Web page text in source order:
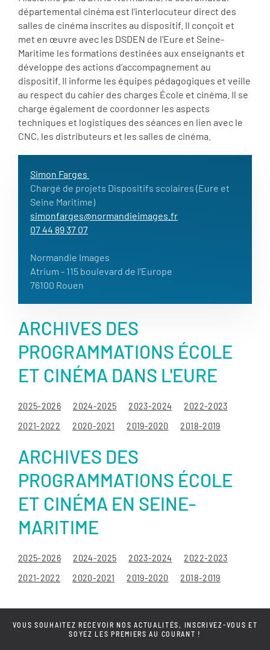
départemental cinéma est l’interlocuteur direct des
salles de cinéma inscrites au dispositif. Il conçoit et
met en œuvre avec les DSDEN de l'Eure et Seine-
Maritime les formations destinées aux enseignants et
développe des actions d’accompagnement au
dispositif. Il informe les équipes pédagogiques et veille
au respect du cahier des charges École et cinéma. Il se
charge également de coordonner les aspects
techniques et logistiques des séances en lien avec le
CNC, les distributeurs et les salles de cinéma.
Simon Farges
Chargé de projets Dispositifs scolaires (Eure et
Seine Maritime)
simonfarges@normandieimages.fr
07 44 89 37 07
Normandie Images
Atrium - 115 boulevard de l'Europe
76100 Rouen
ARCHIVES DES
PROGRAMMATIONS ÉCOLE
ET CINÉMA DANS L'EURE
2025-2026 2024-2025 2023-2024
2022-2023
2021-2022
2020-2021 2019-2020 2018-2019
ARCHIVES DES
PROGRAMMATIONS ÉCOLE
ET CINÉMA EN SEINE-
MARITIME
2025-2026 2024-2025 2023-2024
2022-2023
2021-2022
2020-2021 2019-2020 2018-2019
VOUS SOUHAITEZ RECEVOIR NOS ACTUALITÉS, INSCRIVEZ-VOUS ET
SOYEZ LES PREMIERS AU COURANT !